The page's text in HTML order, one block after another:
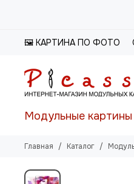
🖼️ КАРТИНА ПО ФОТО
Модульные картины
Главная Каталог